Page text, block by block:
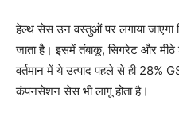
हेल्थ सेस उन वस्तुओं पर लगाया जाएगा
जाता है। इसमें तंबाकू, सिगरेट और
वर्तमान में ये उत्पाद पहले से ही
कंपनसेशन सेस भी लागू होता है।